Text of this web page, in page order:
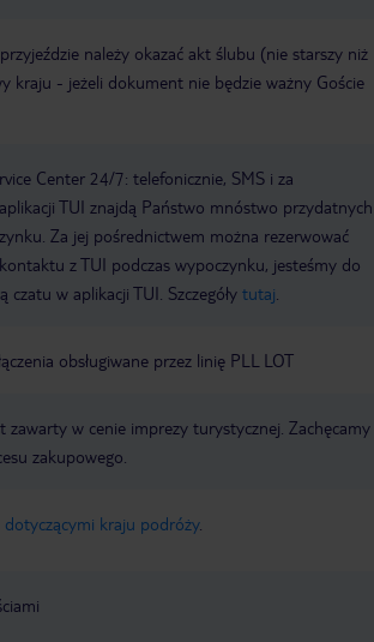
należy okazać akt ślubu (nie starszy niż
kraju - jeżeli dokument nie będzie ważny Goście
Center 24/7: telefonicznie, SMS i za
TUI znajdą Państwo mnóstwo przydatnych
Za jej pośrednictwem można rezerwować
z TUI podczas wypoczynku, jesteśmy do
w aplikacji TUI. Szczegóły tutaj
obsługiwane przez linię PLL LOT
w cenie imprezy turystycznej. Zachęcamy
zakupowego.
kraju podróży.